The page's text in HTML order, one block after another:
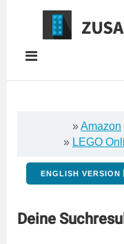
Springe
Inhalt
»Amazon
» LEGO
ENGLISH
Deine